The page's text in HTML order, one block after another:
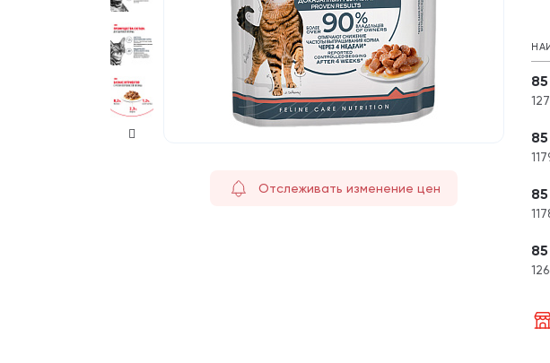
Отслеживать изменение цен